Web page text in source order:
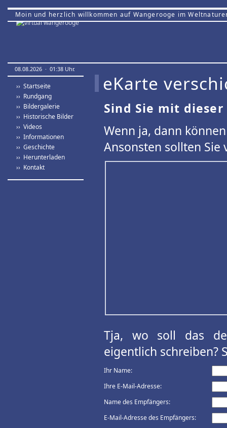
Moin und herzlich willkommen auf Wangerooge im
08.08.2026 · 01:38 Uhr.
›› Startseite
›› Rundgang
›› Bildergalerie
›› Historische Bilder
›› Videos
›› Informationen
›› Geschichte
›› Herunterladen
›› Kontakt
eKarte
Sind Sie mit
Wenn ja, dann
Ansonsten sollten
Tja, wo soll das
eigentlich schreiben?
Ihr Name:
Ihre E-Mail-Adresse:
Name des Empfängers:
E-Mail-Adresse des Empfängers: